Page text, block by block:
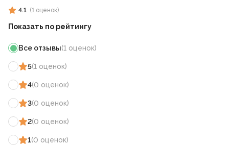
4.1 (1 оценок)
Показать по рейтингу
Все отзывы(1 оценок)
5(1 оценок)
4(0 оценок)
3(0 оценок)
2(0 оценок)
1(0 оценок)